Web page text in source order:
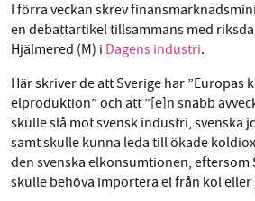
Threads
I förra veckan skrev
en debattartikel tillsammans med
Hjälmered (M) i Dagens industri.
Här skriver de att Sverige har ”Europas
elproduktion” och att ”[e]n snabb
skulle slå mot svensk industri, svenska
samt skulle kunna leda till ökade
den svenska elkonsumtionen, eftersom
skulle behöva importera el från kol eller
SMB kämpar för en hållbar
starten 2010 har vår ideella
miljödebatten framåt
nyhetsbevakning och
utveckla vårt arbete – och
vill hjälpa oss.
Stötta vårt arbete genom att